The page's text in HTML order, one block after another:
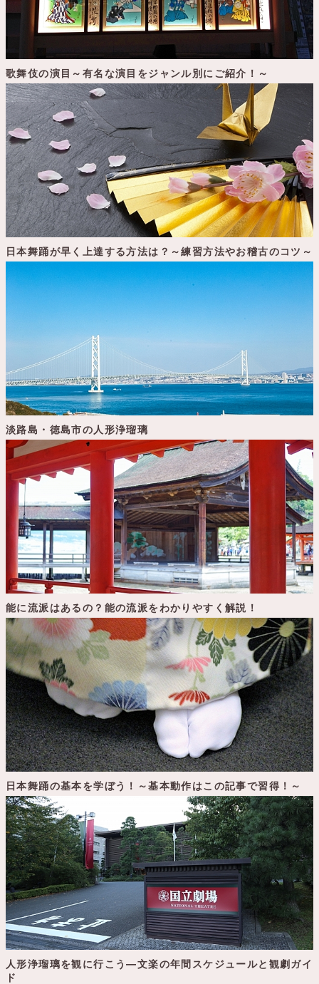
歌舞伎の演目～有名な演目をジャンル別にご紹介！～
日本舞踊が早く上達する方法は？～練習方法やお稽古のコツ～
淡路島・徳島市の人形浄瑠璃
能に流派はあるの？能の流派をわかりやすく解説！
日本舞踊の基本を学ぼう！～基本動作はこの記事で習得！～
人形浄瑠璃を観に行こう―文楽の年間スケジュールと観劇ガイ
ド